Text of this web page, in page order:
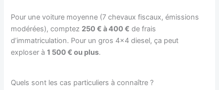
Pour une voiture moyenne (7 chevaux fiscaux, émissions
modérées), comptez 250 € à 400 € de frais
d’immatriculation. Pour un gros 4×4 diesel, ça peut
exploser à1 500 € ou plus.
Quels sont les cas particuliers à connaître ?